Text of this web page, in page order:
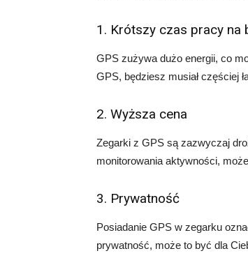
1. Krótszy czas pracy na
GPS zużywa dużo energii, co
GPS, będziesz musiał częściej
2. Wyższa cena
Zegarki z GPS są zazwyczaj
monitorowania aktywności,
3. Prywatność
Posiadanie GPS w zegarku
prywatność, może to być dla